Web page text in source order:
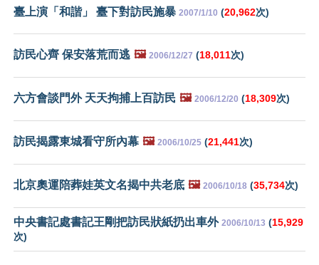
臺上演「和諧」 臺下對訪民施暴 2007/1/10 (20,962次)
訪民心齊 保安落荒而逃 🖼️ 2006/12/27 (18,011次)
六方會談門外 天天拘捕上百訪民 🖼️ 2006/12/20 (18,309次)
訪民揭露東城看守所內幕 🖼️ 2006/10/25 (21,441次)
北京奧運陪葬娃英文名揭中共老底 🖼️ 2006/10/18 (35,734次)
中央書記處書記王剛把訪民狀紙扔出車外 2006/10/13 (15,929
次)